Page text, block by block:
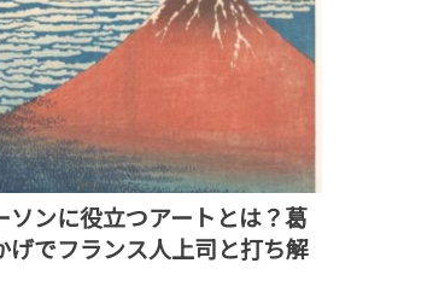
ソンに役立つアートとは？葛
げでフランス人上司と打ち解